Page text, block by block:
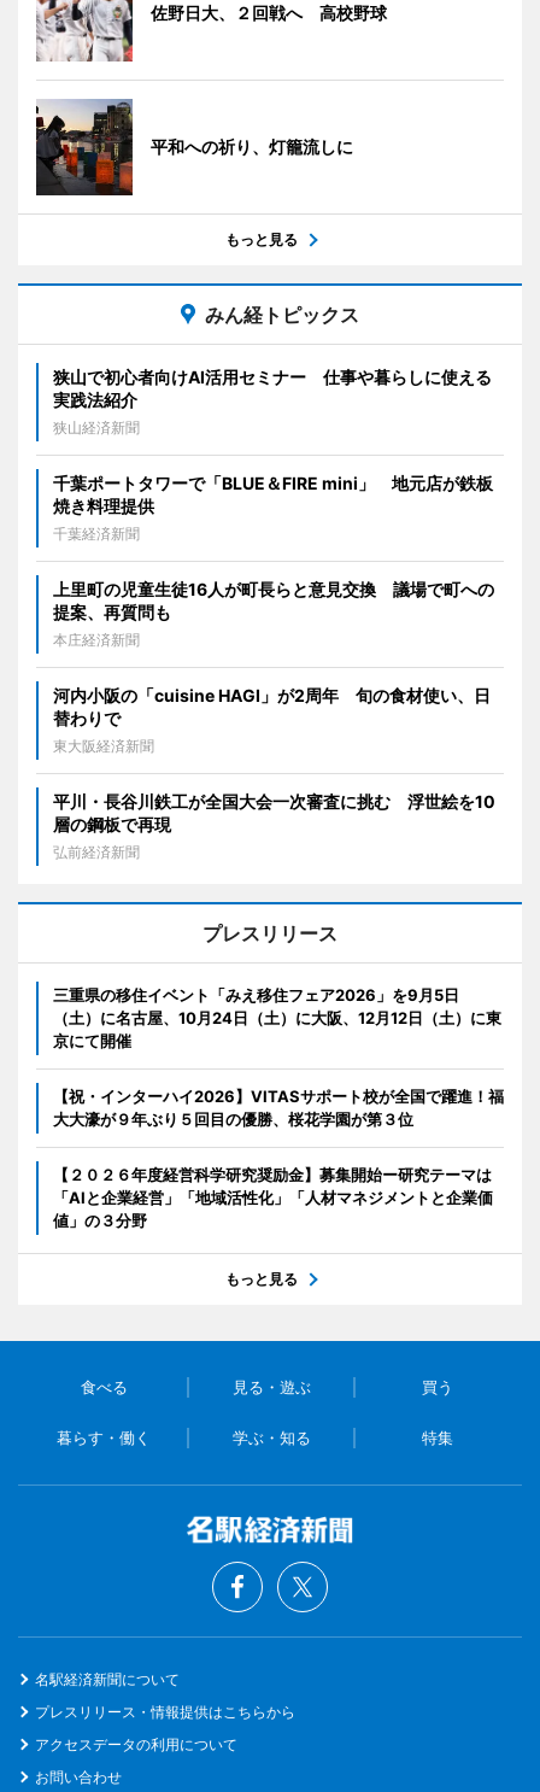
佐野日大、２回戦へ 高校野球
平和への祈り、灯籠流しに
もっと見る
みん経トピックス
狭山で初心者向けAI活用セミナー 仕事や暮らしに使える
実践法紹介
狭山経済新聞
千葉ポートタワーで「BLUE＆FIRE mini」 地元店が鉄板
焼き料理提供
千葉経済新聞
上里町の児童生徒16人が町長らと意見交換 議場で町への
提案、再質問も
本庄経済新聞
河内小阪の「cuisine HAGI」が2周年 旬の食材使い、日
替わりで
東大阪経済新聞
平川・長谷川鉄工が全国大会一次審査に挑む 浮世絵を10
層の鋼板で再現
弘前経済新聞
プレスリリース
三重県の移住イベント「みえ移住フェア2026」を9月5日
（土）に名古屋、10月24日（土）に大阪、12月12日（土）に東
京にて開催
【祝・インターハイ2026】VITASサポート校が全国で躍進！福
大大濠が９年ぶり５回目の優勝、桜花学園が第３位
【２０２６年度経営科学研究奨励金】募集開始ー研究テーマは
「AIと企業経営」「地域活性化」「人材マネジメントと企業価
値」の３分野
もっと見る
食べる 見る・遊ぶ 買う
暮らす・働く 学ぶ・知る 特集
名駅経済新聞について
プレスリリース・情報提供はこちらから
アクセスデータの利用について
お問い合わせ